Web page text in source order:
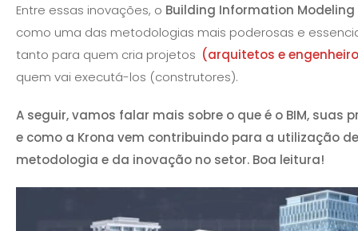
Entre essas inovações, o Building Information Modeling
como uma das metodologias mais poderosas e
tanto para quem cria projetos (arquitetos e
quem vai executá-los (construtores).
A seguir, vamos falar mais sobre o que é o BIM, suas
e como a Krona vem contribuindo para a utilização
metodologia e da inovação no setor. Boa leitura!